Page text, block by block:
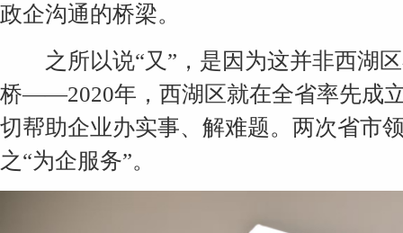
政企沟通的桥梁。
之所以说“又”，是因为这并非西湖区
桥——2020年，西湖区就在全省率先成
切帮助企业办实事、解难题。两次省市
之“为企服务”。